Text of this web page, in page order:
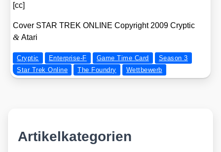
[cc]
Cover STAR TREK ONLINE Copy­right 2009 Cryp­tic
& Ata­ri
Cryptic Enterprise-F Game Time Card
Season 3
Star Trek Online
The Foundry Wettbewerb
Artikelkategorien